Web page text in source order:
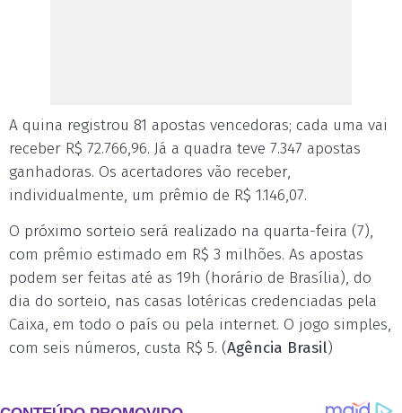
A quina registrou 81 apostas vencedoras; cada uma vai
receber R$ 72.766,96. Já a quadra teve 7.347 apostas
ganhadoras. Os acertadores vão receber,
individualmente, um prêmio de R$ 1.146,07.
O próximo sorteio será realizado na quarta-feira (7),
com prêmio estimado em R$ 3 milhões. As apostas
podem ser feitas até as 19h (horário de Brasília), do
dia do sorteio, nas casas lotéricas credenciadas pela
Caixa, em todo o país ou pela internet. O jogo simples,
com seis números, custa R$ 5. (Agência Brasil)